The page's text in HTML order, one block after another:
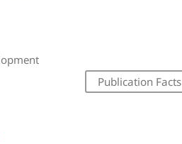
Publication Facts